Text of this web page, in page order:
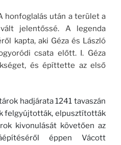
honfoglalás után a terület a
jelentőssé. A legenda
kapta, aki Géza és László
csata előtt. I. Géza
és építtette az első
hadjárata 1241 tavaszán
felgyújtották, elpusztították
kivonulását követően az
éppen Vácott